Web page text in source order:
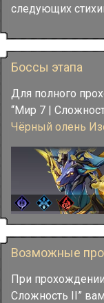
следующих
Боссы этапа
Для полного
“Мир 7 |
Чёрный олень
Возможные
При
Сложность II”